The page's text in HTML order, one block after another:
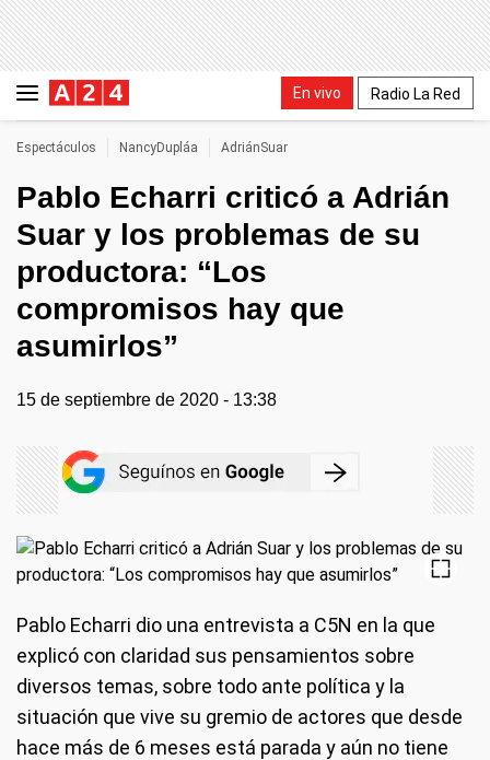
En vivo Radio La Red
Espectáculos NancyDupláa AdriánSuar
Pablo Echarri criticó a Adrián
Suar y los problemas de su
productora: “Los
compromisos hay que
asumirlos”
15 de septiembre de 2020 - 13:38
Pablo Echarri dio una entrevista a C5N en la que
explicó con claridad sus pensamientos sobre
diversos temas, sobre todo ante política y la
situación que vive su gremio de actores que desde
hace más de 6 meses está parada y aún no tiene